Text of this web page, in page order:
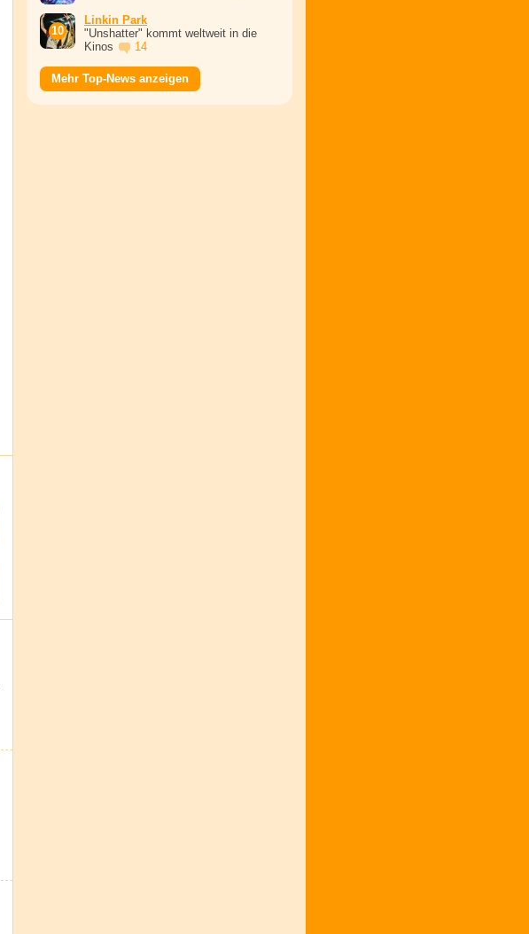
Linkin Park
"Unshatter" kommt weltweit in die
Kinos
14
Mehr Top-News anzeigen